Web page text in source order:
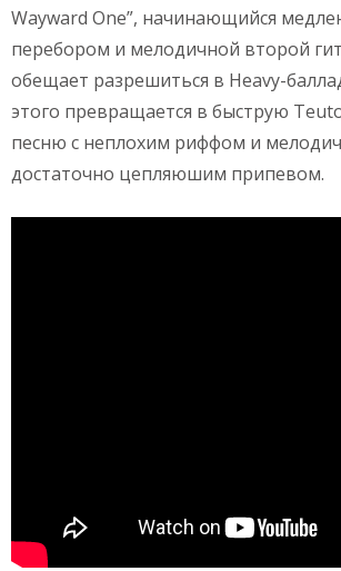
Wayward One”, начинающийся
перебором и мелодичной второй
обещает разрешиться в Heavy-
этого превращается в быструю
песню с неплохим риффом и
достаточно цепляюшим припевом.